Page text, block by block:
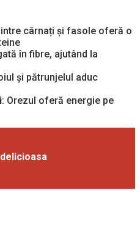
cârnați și fasole oferă o
în fibre, ajutând la
și pătrunjelul aduc
: Orezul oferă energie pe